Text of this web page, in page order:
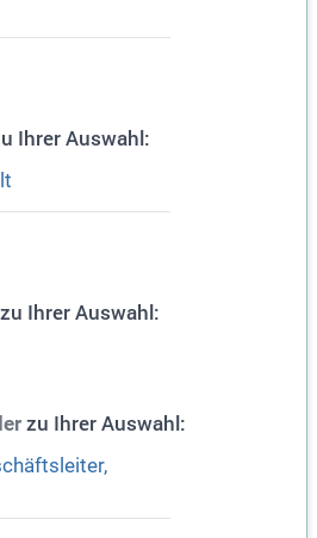
Ihrer Auswahl:
zu Ihrer Auswahl:
zu Ihrer Auswahl: